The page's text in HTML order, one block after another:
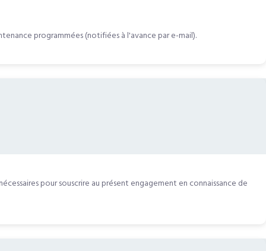
programmées (notifiées à l'avance par e-mail).
pour souscrire au présent engagement en connaissance de